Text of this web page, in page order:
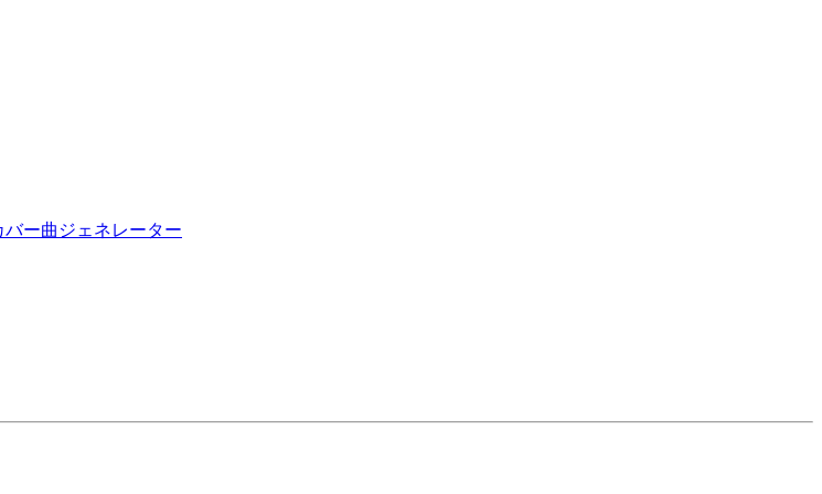
バー曲ジェネレーター